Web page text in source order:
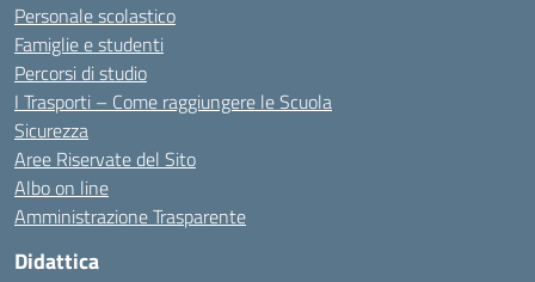
Personale scolastico
Famiglie e studenti
Percorsi di studio
I Trasporti – Come raggiungere le Scuola
Sicurezza
Aree Riservate del Sito
Albo on line
Amministrazione Trasparente
Didattica